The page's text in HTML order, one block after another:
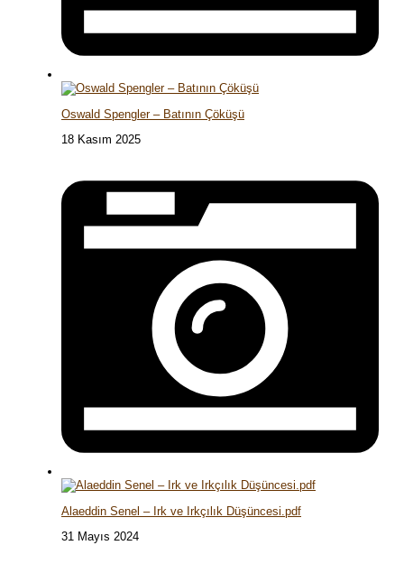
Oswald Spengler – Batının Çöküşü
18 Kasım 2025
Alaeddin Senel – Irk ve Irkçılık Düşüncesi.pdf
31 Mayıs 2024